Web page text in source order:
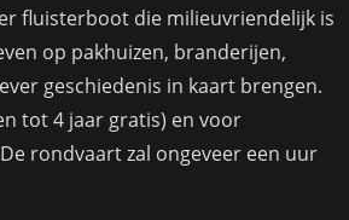
fluisterboot die milieuvriendelijk is
op pakhuizen, branderijen,
geschiedenis in kaart brengen.
tot 4 jaar gratis) en voor
rondvaart zal ongeveer een uur